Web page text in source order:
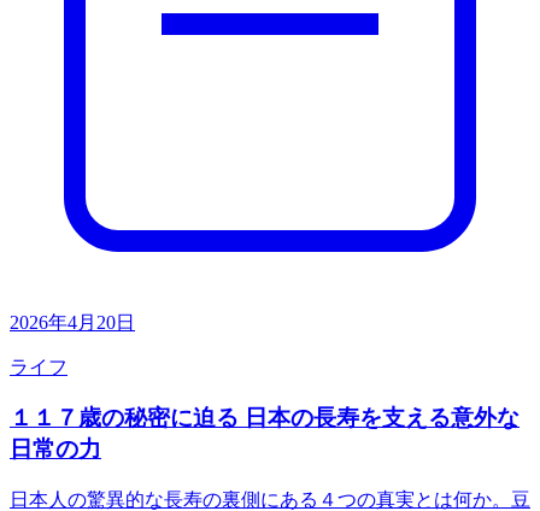
2026年4月20日
ライフ
１１７歳の秘密に迫る 日本の長寿を支える意外な
日常の力
日本人の驚異的な長寿の裏側にある４つの真実とは何か。豆